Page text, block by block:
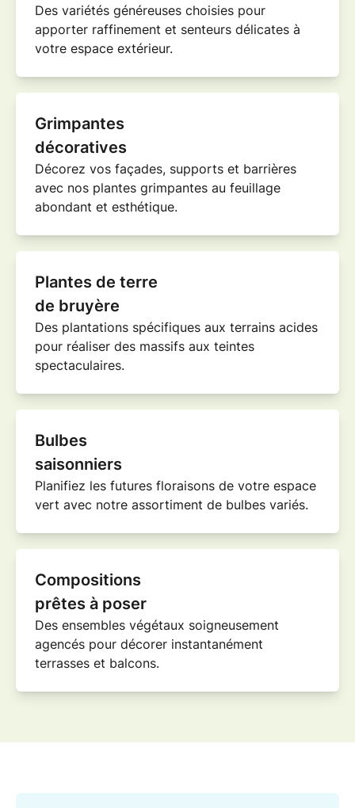
Des variétés généreuses choisies pour
apporter raffinement et senteurs délicates à
votre espace extérieur.
Grimpantes
décoratives
Décorez vos façades, supports et barrières
avec nos plantes grimpantes au feuillage
abondant et esthétique.
Plantes de terre
de bruyère
Des plantations spécifiques aux terrains acides
pour réaliser des massifs aux teintes
spectaculaires.
Bulbes
saisonniers
Planifiez les futures floraisons de votre espace
vert avec notre assortiment de bulbes variés.
Compositions
prêtes à poser
Des ensembles végétaux soigneusement
agencés pour décorer instantanément
terrasses et balcons.